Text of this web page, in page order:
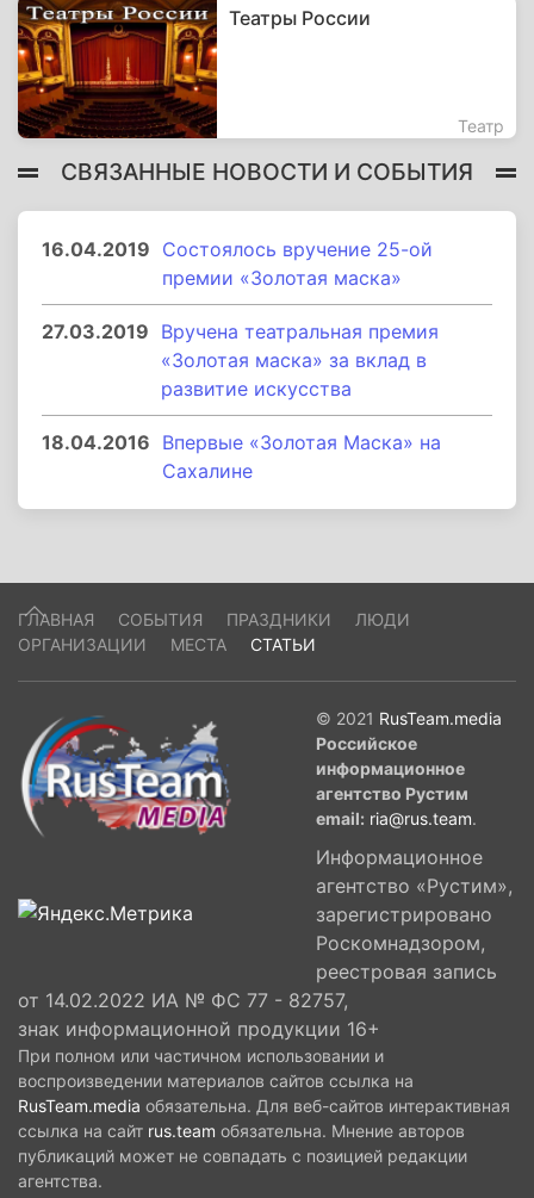
Театры России
Театр
СВЯЗАННЫЕ НОВОСТИ И СОБЫТИЯ
16.04.2019 Состоялось вручение 25-ой
премии «Золотая маска»
27.03.2019 Вручена театральная премия
«Золотая маска» за вклад в
развитие искусства
18.04.2016 Впервые «Золотая Маска» на
Сахалине
ГЛАВНАЯ СОБЫТИЯ ПРАЗДНИКИ
ЛЮДИ
ОРГАНИЗАЦИИ
МЕСТА СТАТЬИ
© 2021 RusTeam.media
Российское
информационное
агентство Рустим
email: ria@rus.team.
Информационное
агентство «Рустим»,
зарегистрировано
Роскомнадзором,
реестровая запись
от 14.02.2022 ИА № ФС 77 - 82757,
знак информационной продукции 16+
При полном или частичном использовании и
воспроизведении материалов сайтов ссылка на
RusTeam.media обязательна. Для веб-сайтов интерактивная
ссылка на сайт rus.team обязательна. Мнение авторов
публикаций может не совпадать с позицией редакции
агентства.